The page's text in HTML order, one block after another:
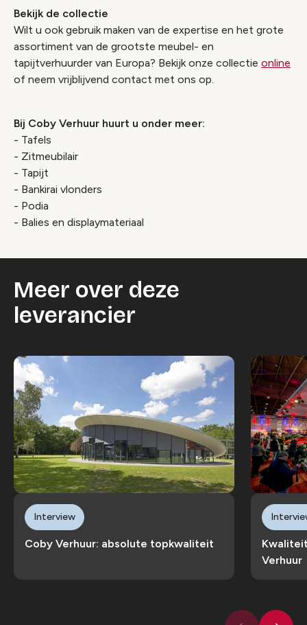
Bekijk de collectie
Wilt u ook gebruik maken van de expertise en het grote
assortiment van de grootste meubel- en
tapijtverhuurder van Europa? Bekijk onze collectie online
of neem vrijblijvend contact met ons op.
Bij Coby Verhuur huurt u onder meer:
- Tafels
- Zitmeubilair
- Tapijt
- Bankirai vlonders
- Podia
- Balies en displaymateriaal
Meer over deze
leverancier
Coby Verhuur: absolute topkwaliteit
Interview
Verhuur